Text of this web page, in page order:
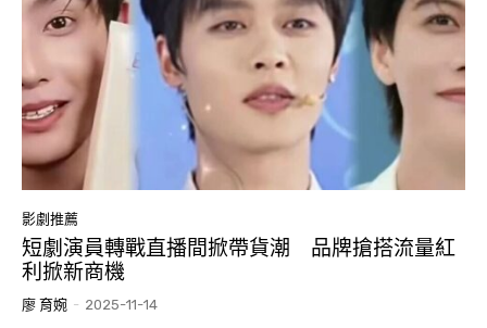
影劇推薦
短劇演員轉戰直播間掀帶貨潮 品牌搶搭流量紅
利掀新商機
廖 育婉 - 2025-11-14